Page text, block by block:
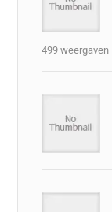
499 weergaven